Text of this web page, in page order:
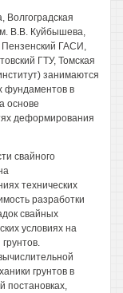
В.В. Куйбышева,
ГАСИ,
ГТУ, Томская
занимаются
фундаментов в
основе
деформирования
свайного
технических
разработки
свайных
условиях на
грунтов в
постановках,